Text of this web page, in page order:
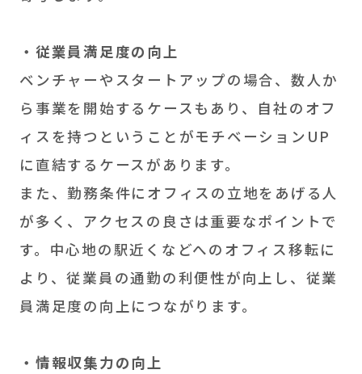
・従業員満足度の向上
ベンチャーやスタートアップの場合、数人か
ら事業を開始するケースもあり、自社のオフ
ィスを持つということがモチベーションUP
に直結するケースがあります。
また、勤務条件にオフィスの立地をあげる人
が多く、アクセスの良さは重要なポイントで
す。中心地の駅近くなどへのオフィス移転に
より、従業員の通勤の利便性が向上し、従業
員満足度の向上につながります。
・情報収集力の向上